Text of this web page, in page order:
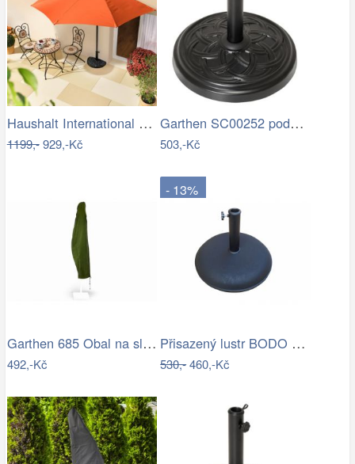
Haushalt International Slunečník…
1199,-929,-Kč
Garthen SC00252 podstavec na slunečník…
503,-Kč
Garthen 685 Obal na slunečník s…
492,-Kč
- 13%
Přisazený lustr BODO 1xE27/60W/230V…
530,-460,-Kč